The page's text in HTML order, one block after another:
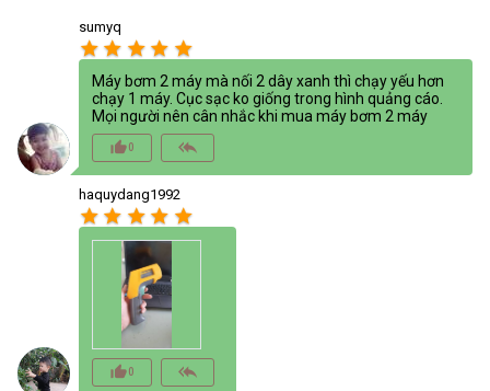
sumyq
star star star star star
Máy bơm 2 máy mà nối 2 dây xanh thì chạy yếu hơn
chạy 1 máy. Cục sạc ko giống trong hình quảng cáo.
Mọi người nên cân nhắc khi mua máy bơm 2 máy
thumb_up_alt0 reply_all
haquydang1992
star star star star star
thumb_up_alt0 reply_all